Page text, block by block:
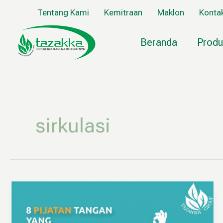
konten
Tentang Kami Kemitraan Maklon
Beranda
sirkulasi
Pijatan